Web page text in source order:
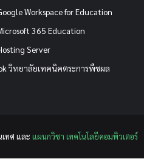
Workspace for Education
365 Education
Server
วิทยาลัยเทคนิคตระการพืชผล
ศ เเละ แผนกวิชา เทคโนโลยีคอมพิวเตอร์